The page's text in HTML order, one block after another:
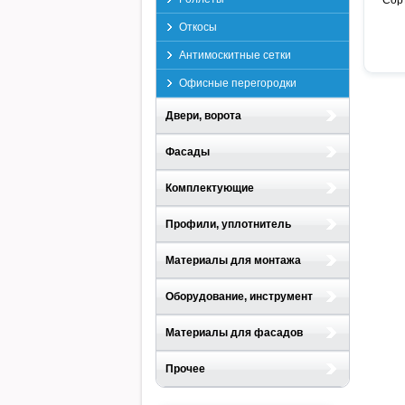
Откосы
Антимоскитные сетки
Офисные перегородки
Двери, ворота
Фасады
Комплектующие
Профили, уплотнитель
Материалы для монтажа
Оборудование, инструмент
Материалы для фасадов
Прочее